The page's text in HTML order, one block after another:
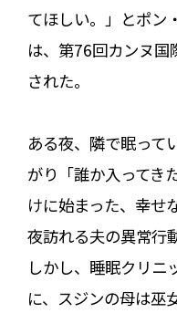
てほしい。」とポン
は、第76回カンヌ国
された。
ある夜、隣で眠って
がり「誰か入ってき
けに始まった、幸せ
夜訪れる夫の異常行
しかし、睡眠クリニ
に、スジンの母は巫